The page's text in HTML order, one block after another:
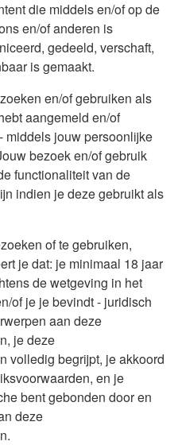
die middels en/of op de
en/of anderen is
gedeeld, verschaft,
is gemaakt.
en/of gebruiken als
aangemeld en/of
middels jouw persoonlijke
bezoek en/of gebruik
functionaliteit van de
indien je deze gebruikt als
of te gebruiken,
je dat: je minimaal 18 jaar
de wetgeving in het
of je je bevindt - juridisch
aan deze
je deze
volledig begrijpt, je akkoord
en je
bent gebonden door en
deze